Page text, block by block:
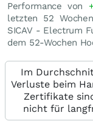
Performance von
letzten 52
SICAV - Electrum
dem 52-Wochen
Im
Verluste beim
Zertifikate
nicht für